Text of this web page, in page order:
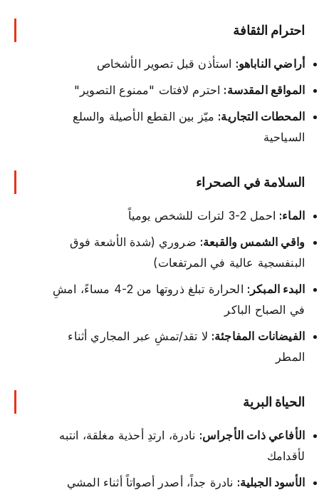
احترام الثقافة
أراضي الناباهو: استأذن قبل تصوير الأشخاص
المواقع المقدسة: احترم لافتات "ممنوع التصوير"
المحطات التجارية: ميّز بين القطع الأصيلة والسلع
السياحية
السلامة في الصحراء
الماء: احمل 2-3 لترات للشخص يومياً
واقي الشمس والقبعة: ضروري (شدة الأشعة فوق
البنفسجية عالية في المرتفعات)
البدء المبكر:
الحرارة تبلغ ذروتها من 2-4 مساءً، امشِ
في الصباح الباكر
الفيضانات المفاجئة: لا تقد/تمشِ عبر المجاري أثناء
المطر
الحياة البرية
الأفاعي ذات الأجراس: نادرة، ارتدِ أحذية مغلقة، انتبه
لأقدامك
الأسود الجبلية: نادرة جداً، أصدر أصواتاً أثناء المشي